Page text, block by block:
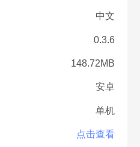
中文
0.3.6
148.72MB
安卓
单机
点击查看